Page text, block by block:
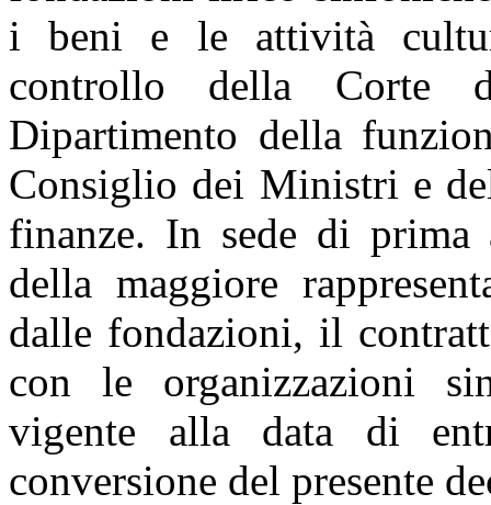
i beni e le attività
controllo della Corte
Dipartimento della
Consiglio dei Ministri e
finanze. In sede di
della maggiore
dalle fondazioni, il
con le organizzazioni
vigente alla data di
conversione del presente